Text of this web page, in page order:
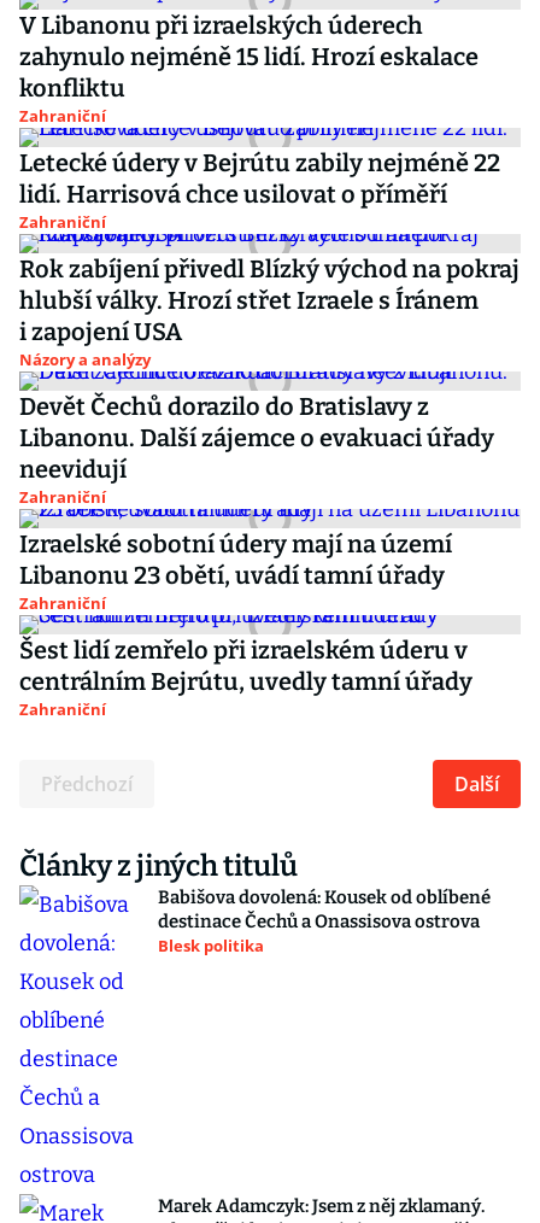
V Libanonu při izraelských úderech
zahynulo nejméně 15 lidí. Hrozí eskalace
konfliktu
Zahraniční
Letecké údery v Bejrútu zabily nejméně 22
lidí. Harrisová chce usilovat o příměří
Zahraniční
Rok zabíjení přivedl Blízký východ na pokraj
hlubší války. Hrozí střet Izraele s Íránem
i zapojení USA
Názory a analýzy
Devět Čechů dorazilo do Bratislavy z
Libanonu. Další zájemce o evakuaci úřady
neevidují
Zahraniční
Izraelské sobotní údery mají na území
Libanonu 23 obětí, uvádí tamní úřady
Zahraniční
Šest lidí zemřelo při izraelském úderu v
centrálním Bejrútu, uvedly tamní úřady
Zahraniční
Předchozí Další
Články z jiných titulů
Babišova dovolená: Kousek od oblíbené
destinace Čechů a Onassisova ostrova
Blesk politika
Marek Adamczyk: Jsem z něj zklamaný.